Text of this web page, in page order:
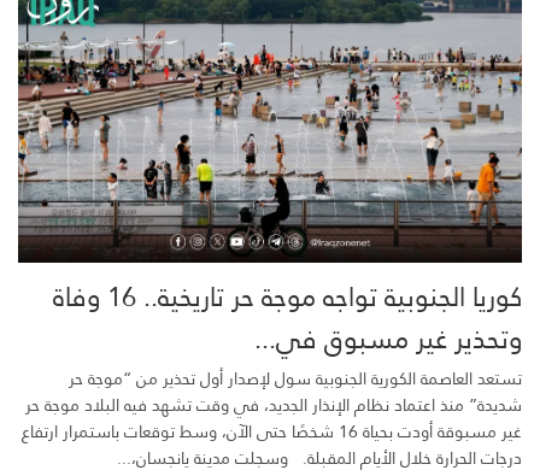
كوريا الجنوبية تواجه موجة حر تاريخية.. 16 وفاة
وتحذير غير مسبوق في...
تستعد العاصمة الكورية الجنوبية سول لإصدار أول تحذير من “موجة حر
شديدة” منذ اعتماد نظام الإنذار الجديد، في وقت تشهد فيه البلاد موجة حر
غير مسبوقة أودت بحياة 16 شخصًا حتى الآن، وسط توقعات باستمرار ارتفاع
درجات الحرارة خلال الأيام المقبلة. وسجلت مدينة يانجسان،...